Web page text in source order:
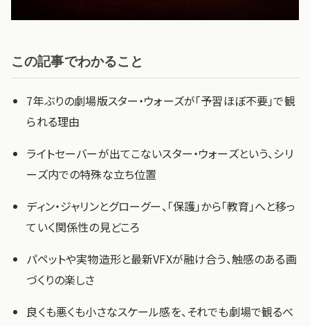
この記事でわかること
7年ぶりの劇場版スター・ウォーズが「予習ほぼ不要」で観
られる理由
ライトセーバーが出てこないスター・ウォーズという、シリ
ーズ内での特殊な立ち位置
ディン・ジャリンとグローグー、「保護」から「教育」へと移っ
ていく関係性の見どころ
パペットや実物造形と最新VFXが融け合う、触感のある画
づくりの楽しさ
良くも悪くも小さなスケール感を、それでも劇場で観るべ